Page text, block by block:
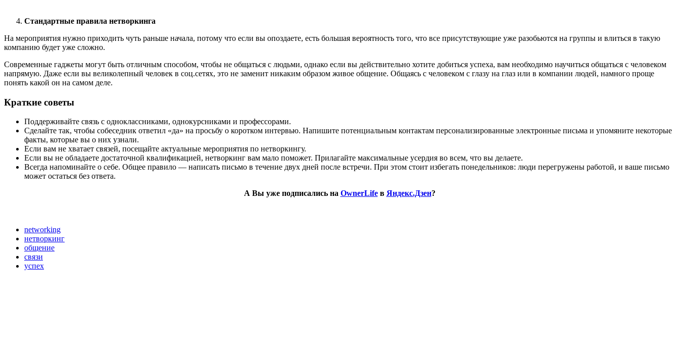
Стандартные правила нетворкинга
На мероприятия нужно приходить чуть раньше начала, потому что если вы опоздаете, есть большая вероятность того, что все присутствующие уже разобьются на группы и влиться в такую
компанию будет уже сложно.
Современные гаджеты могут быть отличным способом, чтобы не общаться с людьми, однако если вы действительно хотите добиться успеха, вам необходимо научиться общаться с человеком
напрямую. Даже если вы великолепный человек в соц.сетях, это не заменит никаким образом живое общение. Общаясь с человеком с глазу на глаз или в компании людей, намного проще
понять какой он на самом деле.
Краткие советы
Поддерживайте связь с одноклассниками, однокурсниками и профессорами.
Сделайте так, чтобы собеседник ответил «да» на просьбу о коротком интервью. Напишите потенциальным контактам персонализированные электронные письма и упомяните некоторые
факты, которые вы о них узнали.
Если вам не хватает связей, посещайте актуальные мероприятия по нетворкингу.
Если вы не обладаете достаточной квалификацией, нетворкинг вам мало поможет. Прилагайте максимальные усердия во всем, что вы делаете.
Всегда напоминайте о себе. Общее правило — написать письмо в течение двух дней после встречи. При этом стоит избегать понедельников: люди перегружены работой, и ваше письмо
может остаться без ответа.
А Вы уже подписались на OwnerLifeв Яндекс.Дзен?
networking
нетворкинг
общение
связи
успех